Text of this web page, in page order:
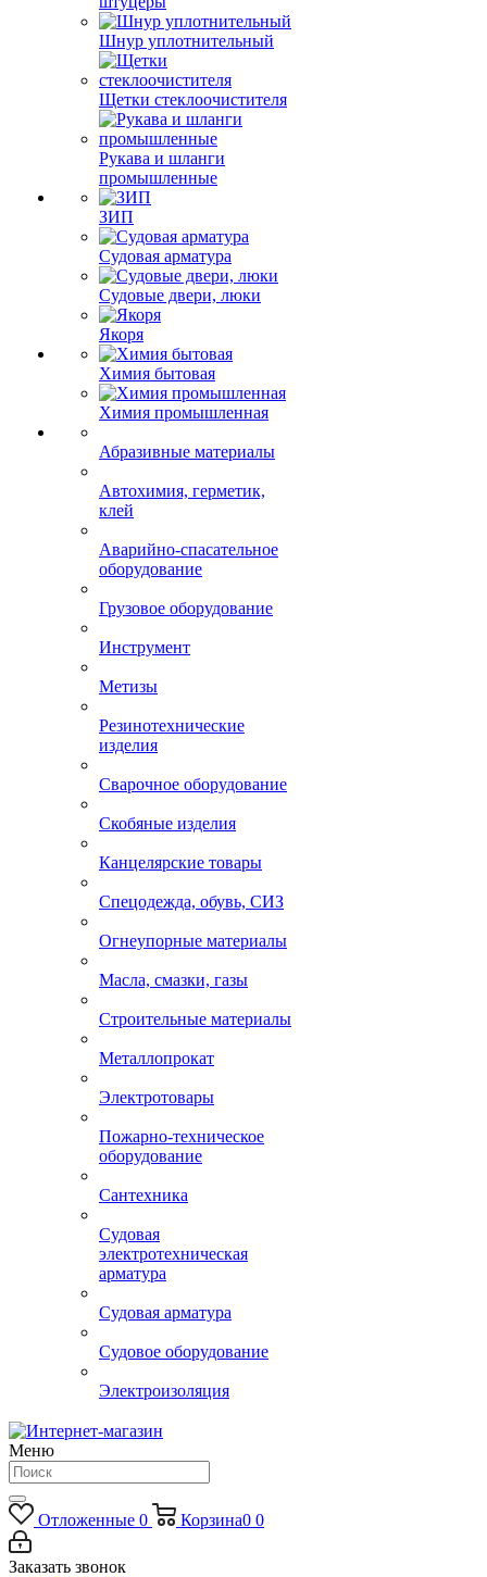
Быстроразъемные
соединения, камлоки,
штуцеры
Шнур уплотнительный
Щетки стеклоочистителя
Рукава и шланги
промышленные
ЗИП
Судовая арматура
Судовые двери, люки
Химия промышленная
Абразивные материалы
клей
Аварийно-спасательное
Инструмент
Метизы
Резинотехнические
Металлопрокат
Электротовары
Пожарно-техническое
оборудование
электротехническая
Электроизоляция
Меню